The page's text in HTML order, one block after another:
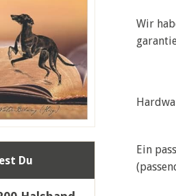
Du
Wir
Ein